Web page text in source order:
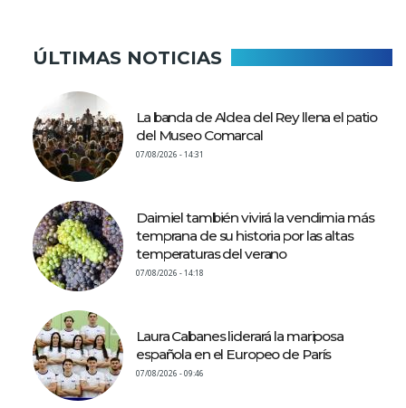
ÚLTIMAS NOTICIAS
La banda de Aldea del Rey llena el patio
del Museo Comarcal
07/08/2026 - 14:31
Daimiel también vivirá la vendimia más
temprana de su historia por las altas
temperaturas del verano
07/08/2026 - 14:18
Laura Cabanes liderará la mariposa
española en el Europeo de París
07/08/2026 - 09:46